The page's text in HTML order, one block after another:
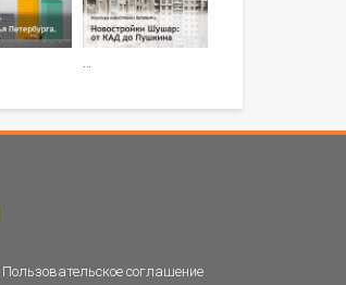
…
Пользовательское соглашение